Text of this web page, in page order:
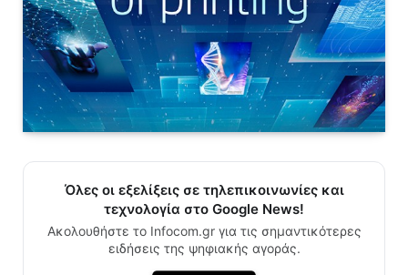
Όλες οι εξελίξεις σε τηλεπικοινωνίες και
τεχνολογία στο Google News!
Ακολουθήστε το Infocom.gr για τις σημαντικότερες
ειδήσεις της ψηφιακής αγοράς.